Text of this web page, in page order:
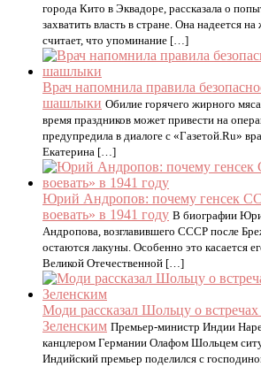
города Кито в Эквадоре, рассказала о
захватить власть в стране. Она надеется
считает, что упоминание […]
Врач напомнила правила
шашлыки Обилие горячего жирного
время праздников может привести на
предупредила в диалоге с «Газетой.Ru»
Екатерина […]
Юрий Андропов: почему генсек
воевать» в 1941 году В биографии
Андропова, возглавившего СССР после
остаются лакуны. Особенно это касается
Великой Отечественной […]
Моди рассказал Шольцу о
Зеленским Премьер-министр Индии
канцлером Германии Олафом Шольцем
Индийский премьер поделился с